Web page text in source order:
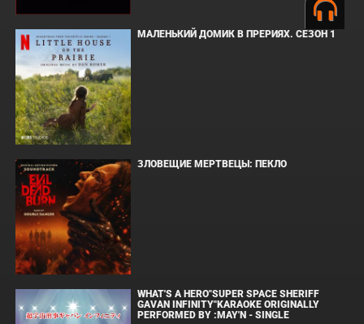
МАЛЕНЬКИЙ ДОМИК В ПРЕРИЯХ. СЕЗОН 1
ЗЛОВЕЩИЕ МЕРТВЕЦЫ: ПЕКЛО
WHAT'S A HERO"SUPER SPACE SHERIFF
GAVAN INFINITY"KARAOKE ORIGINALLY
PERFORMED BY :MAY'N - SINGLE